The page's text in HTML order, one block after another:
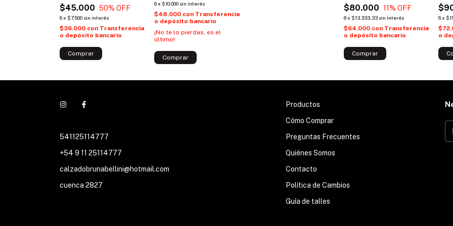
$45.000 50% OFF
6x $7.500 sin interés
$36.000 con Transferencia
o depósito bancario
Comprar
6x $10.000 sin interés
$48.000 con Transferencia
o depósito bancario
¡No te lo pierdas, es el
último!
Comprar
$80.000 11% OFF
6x $13.333,33 sin interés
$64.000 con Transferencia
o depósito bancario
Comprar
6x
o
541125114777
+54 9 11 25114777
calzadobrunabellini@hotmail.com
cuenca 2827
Productos
Cómo Comprar
Preguntas Frecuentes
Quiénes Somos
Contacto
Política de Cambios
Guía de talles